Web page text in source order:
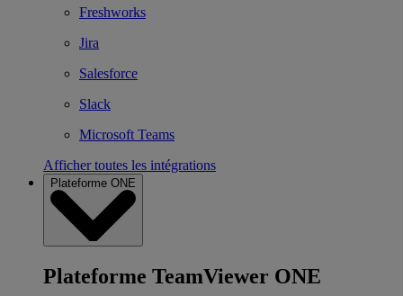
Freshworks
Jira
Salesforce
Slack
Microsoft Teams
Afficher toutes les intégrations
Plateforme ONE
Plateforme TeamViewer ONE